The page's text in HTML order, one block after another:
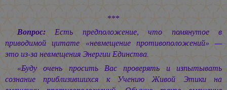
***
Вопрос: Есть предположение, что помянутое в
приводимой цитате «невмещение противоположений» —
это из-за невмещения Энергии Единства.
«Буду очень просить Вас проверять и изпытывать
сознание приблизившихся к Учению Живой Этики на